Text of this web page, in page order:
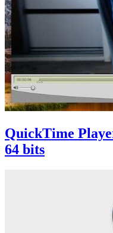
QuickTime
64 bits